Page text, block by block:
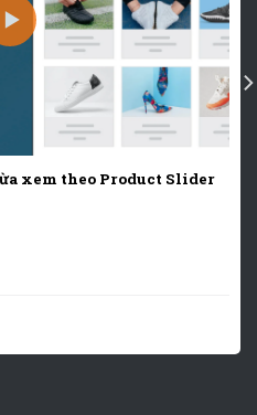
xem theo Product Slider